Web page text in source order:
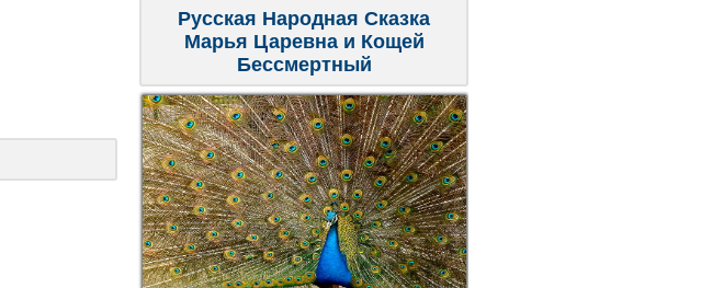
Русская Народная Сказка
Марья Царевна и Кощей
Бессмертный